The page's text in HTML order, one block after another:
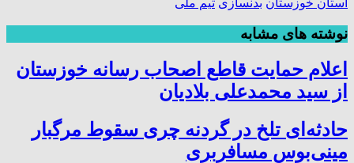
استان خوزستان بدنسازی تیم ملی
نوشته های مشابه
اعلام حمایت قاطع اصحاب رسانه خوزستان
از سید محمدعلی بلادیان
حادثه‌ای تلخ در گردنه چری سقوط مرگبار
مینی‌بوس مسافربری